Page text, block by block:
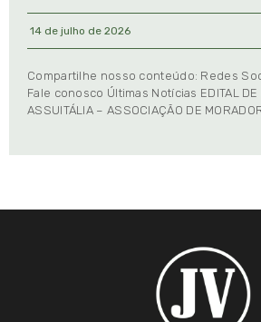
14 de julho de 2026
Compartilhe nosso conteúdo: Redes
Fale conosco Últimas Notícias EDITAL DE
ASSUITÁLIA – ASSOCIAÇÃO DE